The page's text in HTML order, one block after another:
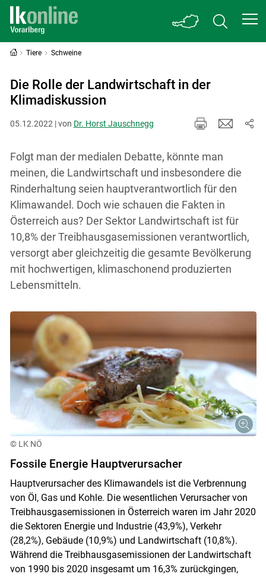
Tiere Schweine
Die Rolle der Landwirtschaft in der
Klimadiskussion
05.12.2022 | von Dr. Horst Jauschnegg
Folgt man der medialen Debatte, könnte man
meinen, die Landwirtschaft und insbesondere die
Rinderhaltung seien hauptverantwortlich für den
Klimawandel. Doch wie schauen die Fakten in
Österreich aus? Der Sektor Landwirtschaft ist für
10,8% der Treibhausgasemissionen verantwortlich,
versorgt aber gleichzeitig die gesamte Bevölkerung
mit hochwertigen, klimaschonend produzierten
Lebensmitteln.
© LK NÖ
Fossile Energie Hauptverursacher
Hauptverursacher des Klimawandels ist die Verbrennung
von Öl, Gas und Kohle. Die wesentlichen Verursacher von
Treibhausgasemissionen in Österreich waren im Jahr 2020
die Sektoren Energie und Industrie (43,9%), Verkehr
(28,2%), Gebäude (10,9%) und Landwirtschaft (10,8%).
Während die Treibhausgasemissionen der Landwirtschaft
von 1990 bis 2020 insgesamt um 16,3% zurückgingen,